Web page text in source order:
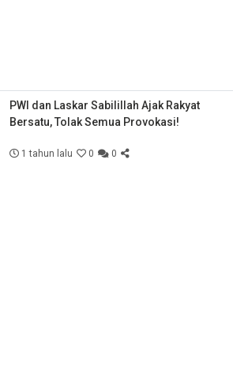
PWI dan Laskar Sabilillah Ajak Rakyat
Bersatu, Tolak Semua Provokasi!
1 tahun lalu 0 0